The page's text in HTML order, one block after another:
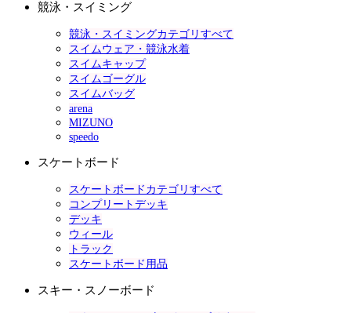
競泳・スイミング
競泳・スイミングカテゴリすべて
スイムウェア・競泳水着
スイムキャップ
スイムゴーグル
スイムバッグ
arena
MIZUNO
speedo
スケートボード
スケートボードカテゴリすべて
コンプリートデッキ
デッキ
ウィール
トラック
スケートボード用品
スキー・スノーボード